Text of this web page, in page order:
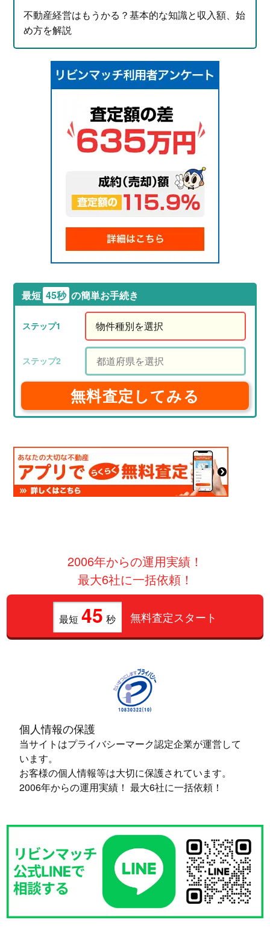
不動産経営はもうかる？基本的な知識と収入額、始
め方を解説
最短 45秒 の簡単お手続き
無料査定してみる
2006年からの運用実績！
最大6社に一括依頼！
最短 45 秒 無料査定スタート
個人情報の保護
当サイトはプライバシーマーク認定企業が運営して
います。
お客様の個人情報等は大切に保護されています。
2006年からの運用実績！ 最大6社に一括依頼！